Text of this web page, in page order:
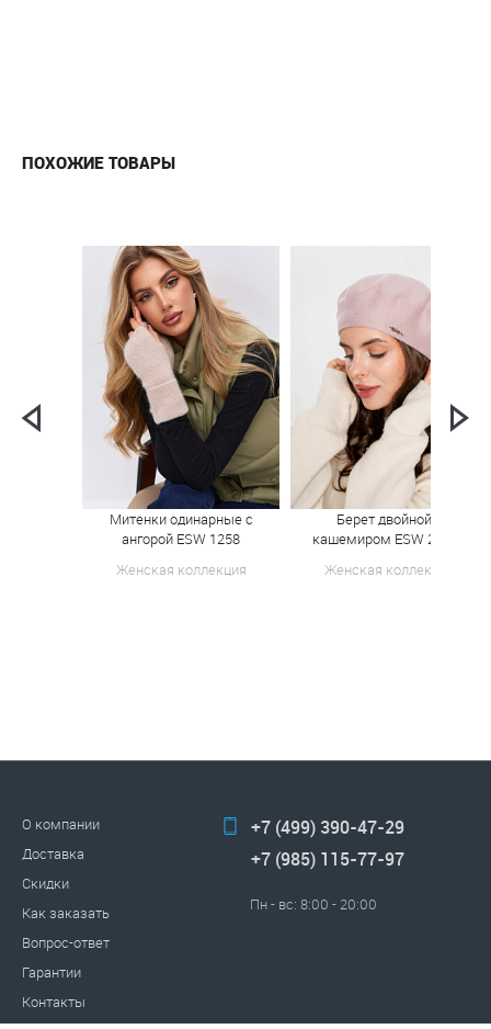
ПОХОЖИЕ ТОВАРЫ
Митенки одинарные с
ангорой ESW 1258
Женская коллекция
Берет двойной с
кашемиром ESW 24107
Женская коллекция
О компании
Доставка
Скидки
Как заказать
Вопрос-ответ
Гарантии
Контакты
+7 (499) 390-47-29
+7 (985) 115-77-97
Пн - вс: 8:00 - 20:00